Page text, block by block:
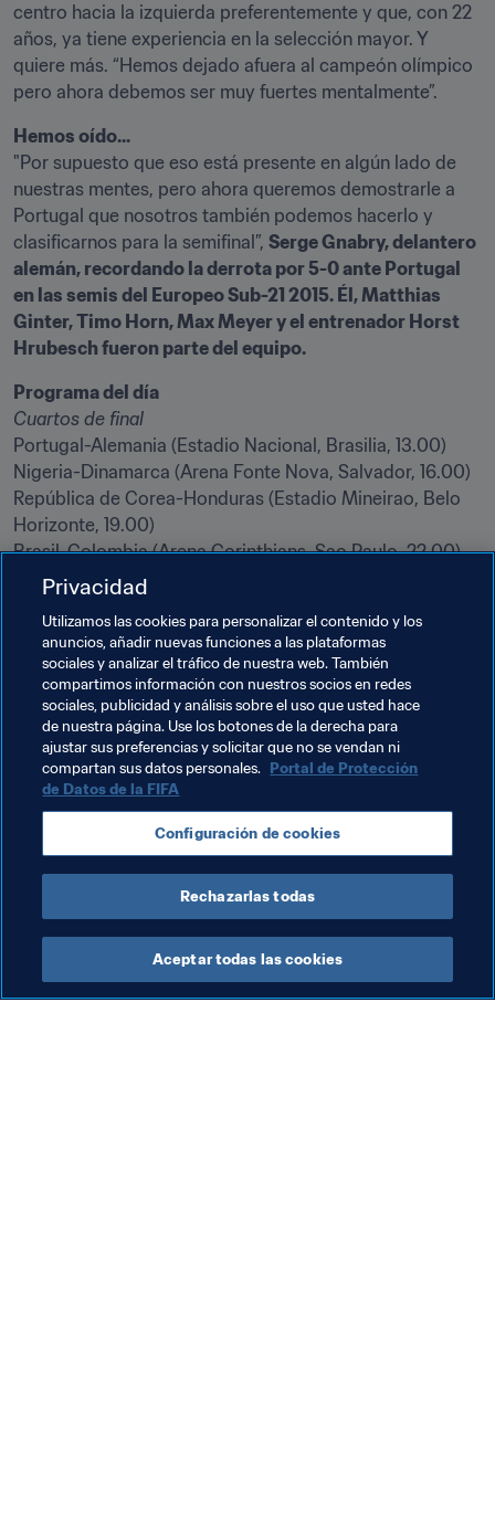
centro hacia la izquierda preferentemente y que, con 22
años, ya tiene experiencia en la selección mayor. Y
quiere más. “Hemos dejado afuera al campeón olímpico
pero ahora debemos ser muy fuertes mentalmente”.
Hemos oído...
"Por supuesto que eso está presente en algún lado de
nuestras mentes, pero ahora queremos demostrarle a
Portugal que nosotros también podemos hacerlo y
clasificarnos para la semifinal”, Serge Gnabry, delantero
alemán, recordando la derrota por 5-0 ante Portugal
en las semis del Europeo Sub-21 2015. Él, Matthias
Ginter, Timo Horn, Max Meyer y el entrenador Horst
Hrubesch fueron parte del equipo.
Programa del día
Cuartos de final
Portugal-Alemania (Estadio Nacional, Brasilia, 13.00)
Nigeria-Dinamarca (Arena Fonte Nova, Salvador, 16.00)
República de Corea-Honduras (Estadio Mineirao, Belo
Horizonte, 19.00)
Brasil-Colombia (Arena Corinthians, Sao Paulo, 22.00)
(Todos los partidos, en horario local)
Temas relacionados
Brazil Colombia Denmark Alemania
Honduras Korea Republic Nigeria
Portugal CAF AFC UEFA Concacaf
CONMEBOL
Privacidad
Utilizamos las cookies para personalizar el contenido y los
anuncios, añadir nuevas funciones a las plataformas
sociales y analizar el tráfico de nuestra web. También
compartimos información con nuestros socios en redes
sociales, publicidad y análisis sobre el uso que usted hace
de nuestra página. Use los botones de la derecha para
ajustar sus preferencias y solicitar que no se vendan ni
compartan sus datos personales. Portal de Protección
de Datos de la FIFA
Configuración de cookies
Rechazarlas todas
Aceptar todas las cookies